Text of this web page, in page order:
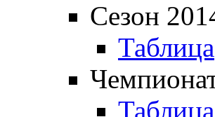
Сезон
Таблица
Таблица